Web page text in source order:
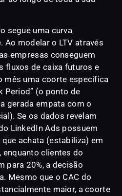
segue uma curva
Ao modelar o LTV através
empresas conseguem
fluxos de caixa futuros e
mês uma coorte específica
Period” (o ponto de
gerada empata com o
Se os dados revelam
LinkedIn Ads possuem
achata (estabiliza) em
enquanto clientes do
para 20%, a decisão
Mesmo que o CAC do
maior, a coorte